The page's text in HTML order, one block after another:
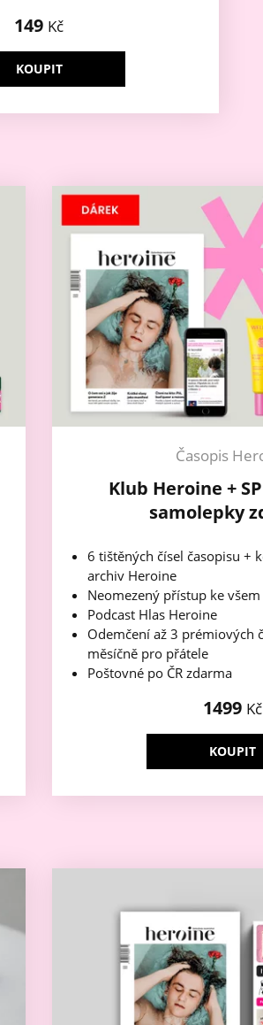
149 Kč
KOUPIT
Časopis
Klub Heroine +
samolepky
6 tištěných čísel časopisu +
archiv Heroine
Neomezený přístup ke
Podcast Hlas Heroine
Odemčení až 3 prémiových
měsíčně pro přátele
Poštovné po ČR zdarma
1499 Kč
KOUPIT